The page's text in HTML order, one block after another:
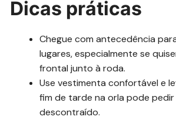
Dicas práticas
Chegue com antecedência
lugares, especialmente se
frontal junto à roda.
Use vestimenta confortável e
fim de tarde na orla pode pedir
descontraído.